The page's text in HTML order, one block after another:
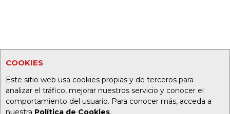
COOKIES
Este sitio web usa cookies propias y de terceros para
analizar el tráfico, mejorar nuestros servicio y conocer el
comportamiento del usuario. Para conocer más, acceda a
nuestra Política de Cookies.